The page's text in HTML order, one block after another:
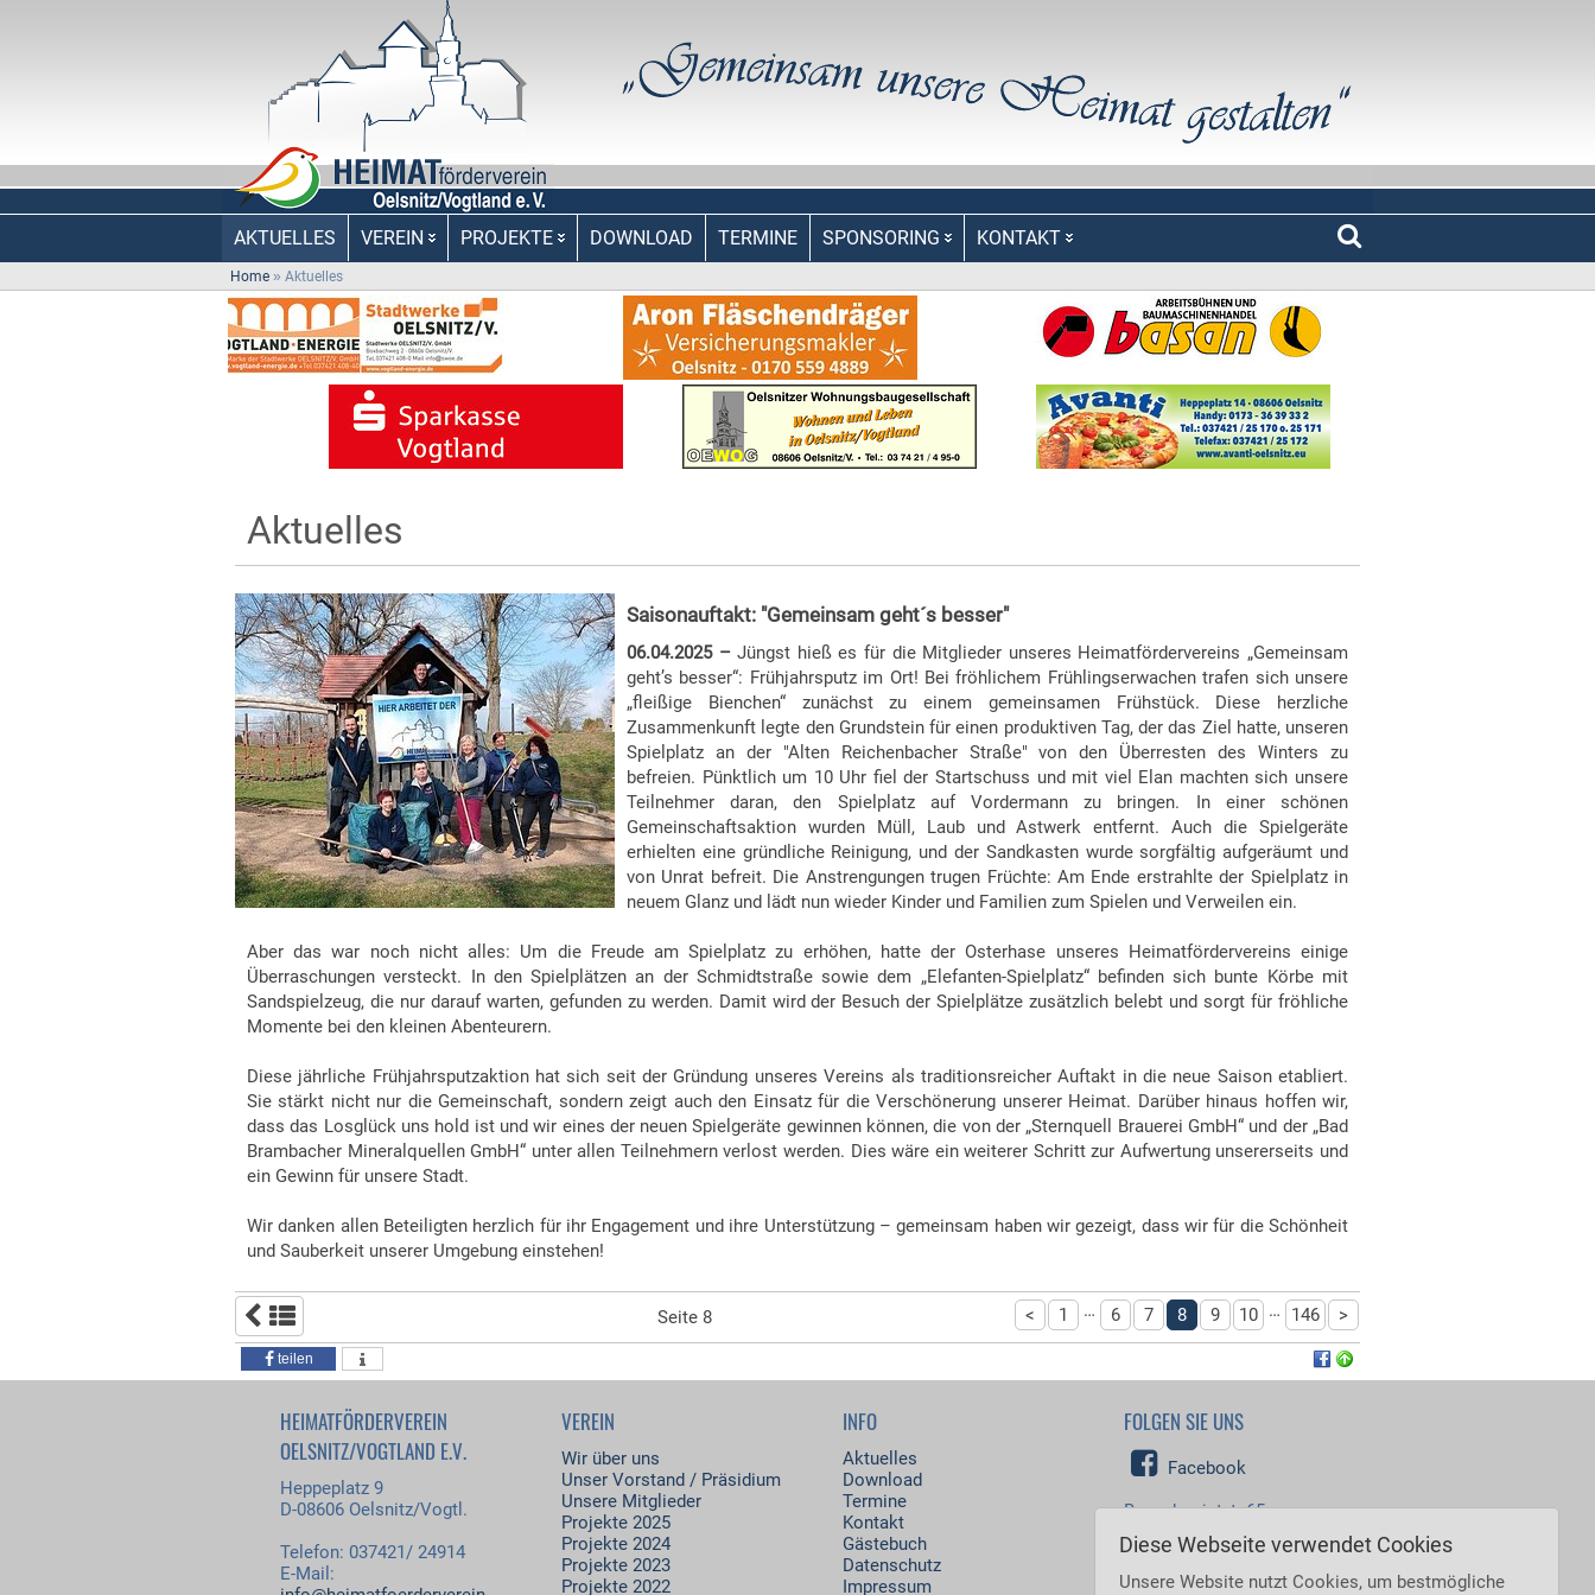
AKTUELLES VEREIN PROJEKTE DOWNLOAD TERMINE SPONSORING KONTAKT
Home » Aktuelles
Aktuelles
Saisonauftakt: "Gemeinsam geht´s besser"
06.04.2025 –Jüngst hieß es für die Mitglieder unseres Heimatfördervereins „Gemeinsam
geht’s besser“: Frühjahrsputz im Ort! Bei fröhlichem Frühlingserwachen trafen sich unsere
„fleißige Bienchen“ zunächst zu einem gemeinsamen Frühstück. Diese herzliche
Zusammenkunft legte den Grundstein für einen produktiven Tag, der das Ziel hatte, unseren
Spielplatz an der "Alten Reichenbacher Straße" von den Überresten des Winters zu
befreien. Pünktlich um 10 Uhr fiel der Startschuss und mit viel Elan machten sich unsere
Teilnehmer daran, den Spielplatz auf Vordermann zu bringen. In einer schönen
Gemeinschaftsaktion wurden Müll, Laub und Astwerk entfernt. Auch die Spielgeräte
erhielten eine gründliche Reinigung, und der Sandkasten wurde sorgfältig aufgeräumt und
von Unrat befreit. Die Anstrengungen trugen Früchte: Am Ende erstrahlte der Spielplatz in
neuem Glanz und lädt nun wieder Kinder und Familien zum Spielen und Verweilen ein.
Aber das war noch nicht alles: Um die Freude am Spielplatz zu erhöhen, hatte der Osterhase unseres Heimatfördervereins einige
Überraschungen versteckt. In den Spielplätzen an der Schmidtstraße sowie dem „Elefanten-Spielplatz“ befinden sich bunte Körbe mit
Sandspielzeug, die nur darauf warten, gefunden zu werden. Damit wird der Besuch der Spielplätze zusätzlich belebt und sorgt für fröhliche
Momente bei den kleinen Abenteurern.
Diese jährliche Frühjahrsputzaktion hat sich seit der Gründung unseres Vereins als traditionsreicher Auftakt in die neue Saison etabliert.
Sie stärkt nicht nur die Gemeinschaft, sondern zeigt auch den Einsatz für die Verschönerung unserer Heimat. Darüber hinaus hoffen wir,
dass das Losglück uns hold ist und wir eines der neuen Spielgeräte gewinnen können, die von der „Sternquell Brauerei GmbH“ und der „Bad
Brambacher Mineralquellen GmbH“ unter allen Teilnehmern verlost werden. Dies wäre ein weiterer Schritt zur Aufwertung unsererseits und
ein Gewinn für unsere Stadt.
Wir danken allen Beteiligten herzlich für ihr Engagement und ihre Unterstützung – gemeinsam haben wir gezeigt, dass wir für die Schönheit
und Sauberkeit unserer Umgebung einstehen!
Seite 8 < 1 … 6 7 8 9 10 … 146 >
teilen
HEIMATFÖRDERVEREIN
OELSNITZ/VOGTLAND E.V.
Heppeplatz 9
D-08606 Oelsnitz/Vogtl.
Telefon: 037421/ 24914
E-Mail:
VEREIN
Wir über uns
Unser Vorstand / Präsidium
Unsere Mitglieder
Projekte 2025
Projekte 2024
Projekte 2023
Projekte 2022
INFO
Aktuelles
Download
Termine
Kontakt
Gästebuch
Datenschutz
Impressum
FOLGEN SIE UNS
Facebook
Besucher jetzt: 65
Besucher heute: 7.077
Besucher gestern: 8.061
Besucher gesamt: 5.546.458
Diese Webseite verwendet Cookies
Unsere Website nutzt Cookies, um bestmögliche